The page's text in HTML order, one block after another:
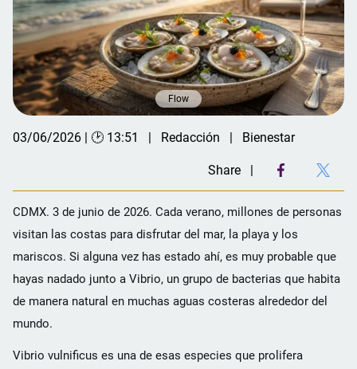
Flow
03/06/2026 | 🕑 13:51 Redacción Bienestar
Share
CDMX. 3 de junio de 2026. Cada verano, millones de personas
visitan las costas para disfrutar del mar, la playa y los
mariscos. Si alguna vez has estado ahí, es muy probable que
hayas nadado junto a Vibrio, un grupo de bacterias que habita
de manera natural en muchas aguas costeras alrededor del
mundo.
Vibrio vulnificus es una de esas especies que prolifera